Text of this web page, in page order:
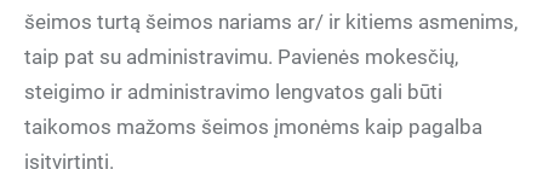
šeimos turtą šeimos nariams ar/ ir kitiems asmenims,
taip pat su administravimu. Pavienės mokesčių,
steigimo ir administravimo lengvatos gali būti
taikomos mažoms šeimos įmonėms kaip pagalba
įsitvirtinti.